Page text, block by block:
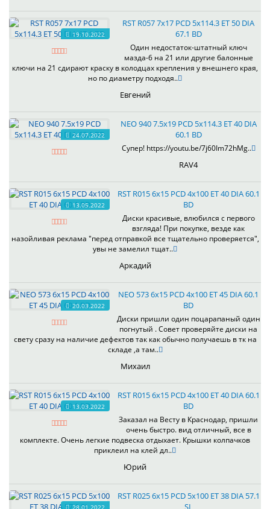
19.10.2022
RST R057 7x17 PCD 5x114.3 ET 50 DIA
67.1 BD
Один недостаток-штатный ключ
мазда-6 на 21 или другие балонные
ключи на 21 сдирают краску в колодцах крепления у внешнего края,
но по диаметру подходя..
Евгений
24.07.2022
NEO 940 7.5x19 PCD 5x114.3 ET 40 DIA
60.1 BD
Супер! https://youtu.be/7j60Im72hMg..
RAV4
13.05.2022
RST R015 6x15 PCD 4x100 ET 40 DIA 60.1
BD
Диски красивые, влюбился с первого
взгляда! При покупке, везде как
назойливая реклама "перед отправкой все тщательно проверяется",
увы не замелил тщат..
Аркадий
20.03.2022
NEO 573 6x15 PCD 4x100 ET 45 DIA 60.1
BD
Диски пришли один поцарапаный один
погнутый . Совет проверяйте диски на
свету сразу на наличие дефектов так как обычно получаешь в тк на
складе ,а там..
Михаил
13.03.2022
RST R015 6x15 PCD 4x100 ET 40 DIA 60.1
BD
Заказал на Весту в Краснодар, пришли
очень быстро. вид отличный, все в
комплекте. Очень легкие подвеска отдыхает. Крышки колпачков
приклеил на клей дл..
Юрий
28.01.2022
RST R025 6x15 PCD 5x100 ET 38 DIA 57.1
SL